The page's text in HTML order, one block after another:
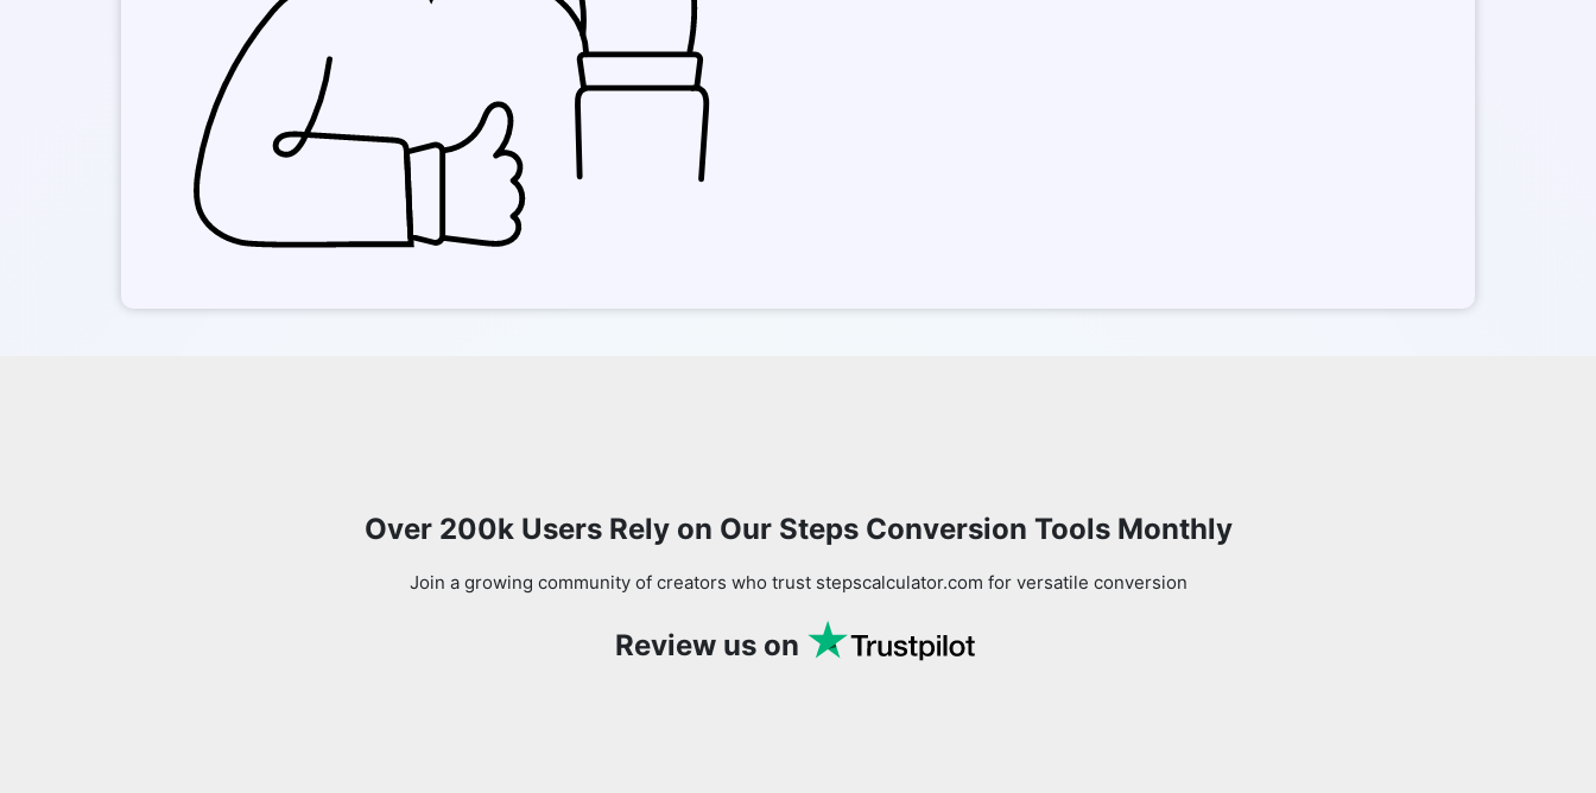
Copy Link
Over 200k Users Rely on Our Steps Conversion Tools Monthly
Join a growing community of creators who trust stepscalculator.com for versatile conversion
Review us on